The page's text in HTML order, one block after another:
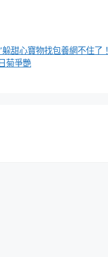
甜心寶物找包養網不住了！
菊爭艷